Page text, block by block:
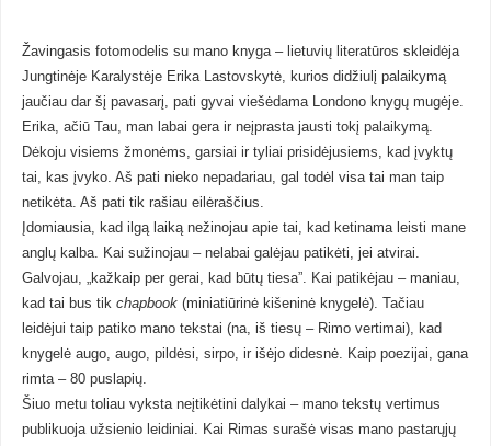
Žavingasis fotomodelis su mano knyga – lietuvių literatūros skleidėja
Jungtinėje Karalystėje Erika Lastovskytė, kurios didžiulį palaikymą
jaučiau dar šį pavasarį, pati gyvai viešėdama Londono knygų mugėje.
Erika, ačiū Tau, man labai gera ir neįprasta jausti tokį palaikymą.
Dėkoju visiems žmonėms, garsiai ir tyliai prisidėjusiems, kad įvyktų
tai, kas įvyko. Aš pati nieko nepadariau, gal todėl visa tai man taip
netikėta. Aš pati tik rašiau eilėraščius.
Įdomiausia, kad ilgą laiką nežinojau apie tai, kad ketinama leisti mane
anglų kalba. Kai sužinojau – nelabai galėjau patikėti, jei atvirai.
Galvojau, „kažkaip per gerai, kad būtų tiesa”. Kai patikėjau – maniau,
kad tai bus tik chapbook(miniatiūrinė kišeninė knygelė). Tačiau
leidėjui taip patiko mano tekstai (na, iš tiesų – Rimo vertimai), kad
knygelė augo, augo, pildėsi, sirpo, ir išėjo didesnė. Kaip poezijai, gana
rimta – 80 puslapių.
Šiuo metu toliau vyksta neįtikėtini dalykai – mano tekstų vertimus
publikuoja užsienio leidiniai. Kai Rimas surašė visas mano pastarųjų